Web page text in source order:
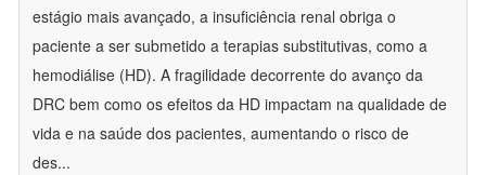
estágio mais avançado, a insuficiência renal obriga o
paciente a ser submetido a terapias substitutivas, como a
hemodiálise (HD). A fragilidade decorrente do avanço da
DRC bem como os efeitos da HD impactam na qualidade de
vida e na saúde dos pacientes, aumentando o risco de
des...